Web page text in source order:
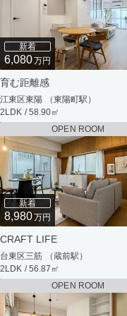
新着
6,080万円
育む距離感
江東区東陽 （東陽町駅）
2LDK / 58.90㎡
OPEN ROOM
新着
8,980万円
CRAFT LIFE
台東区三筋 （蔵前駅）
2LDK / 56.87㎡
OPEN ROOM